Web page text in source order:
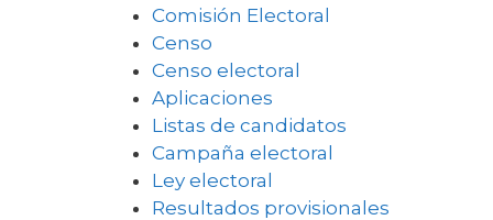
Comisión Electoral
Censo
Censo electoral
Aplicaciones
Listas de candidatos
Campaña electoral
Ley electoral
Resultados provisionales